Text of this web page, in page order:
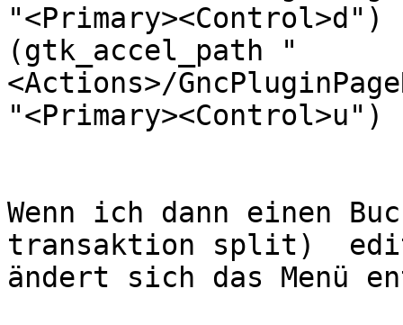
"<Primary><Control>d")
(gtk_accel_path "
<Actions>/
"<Primary><Control>u")
Wenn ich dann einen
transaktion split)
ändert sich das Menü